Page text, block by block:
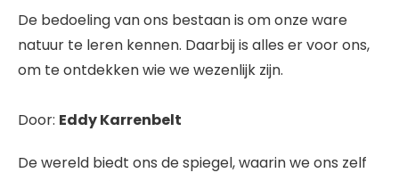
De bedoeling van ons bestaan is om onze ware
natuur te leren kennen. Daarbij is alles er voor ons,
om te ontdekken wie we wezenlijk zijn.
Door: Eddy Karrenbelt
De wereld biedt ons de spiegel, waarin we ons zelf